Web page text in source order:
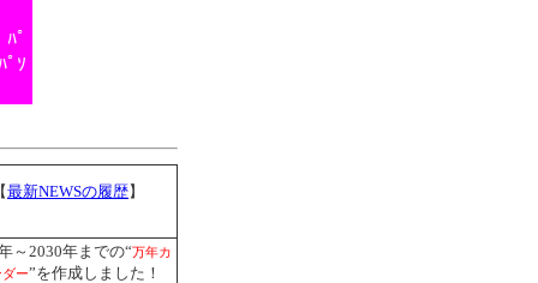
ﾟ
ﾟｿ
【最新NEWSの履歴】
～2030年までの“万年カ
ダー”を作成しました！